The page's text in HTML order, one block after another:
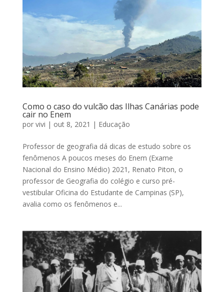
Como o caso do vulcão das Ilhas Canárias pode
cair no Enem
por vivi | out 8, 2021 | Educação
Professor de geografia dá dicas de estudo sobre os
fenômenos A poucos meses do Enem (Exame
Nacional do Ensino Médio) 2021, Renato Piton, o
professor de Geografia do colégio e curso pré-
vestibular Oficina do Estudante de Campinas (SP),
avalia como os fenômenos e...